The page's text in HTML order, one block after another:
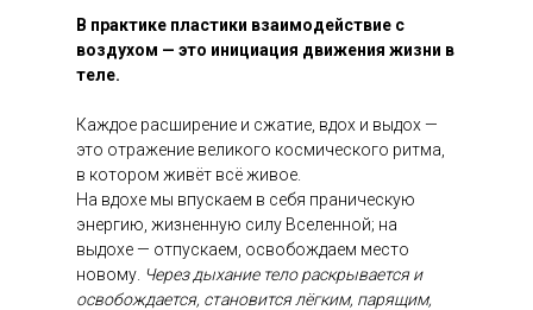
В практике пластики взаимодействие с
воздухом — это инициация движения жизни в
теле.
Каждое расширение и сжатие, вдох и выдох —
это отражение великого космического ритма,
в котором живёт всё живое.
На вдохе мы впускаем в себя праническую
энергию, жизненную силу Вселенной; на
выдохе — отпускаем, освобождаем место
новому. Через дыхание тело раскрывается и
освобождается, становится лёгким, парящим,